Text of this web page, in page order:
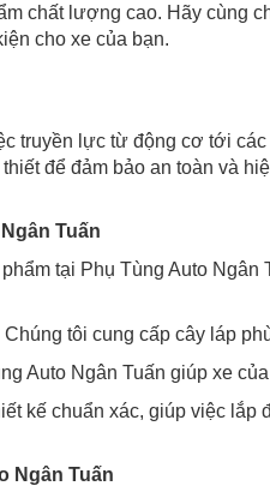
chất lượng cao. Hãy cùng
cho xe của bạn.
truyền lực từ động cơ tới
để đảm bảo an toàn và
Tuấn
tại Phụ Tùng Auto
tôi cung cấp cây láp
Auto Ngân Tuấn giúp xe
kế chuẩn xác, giúp việc lắp
Ngân Tuấn